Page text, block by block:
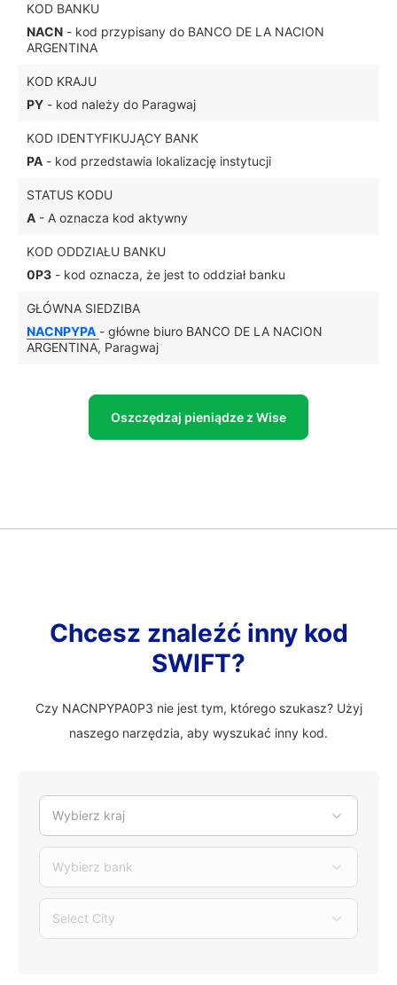
KOD BANKU
NACN - kod przypisany do BANCO DE LA NACION
ARGENTINA
KOD KRAJU
PY - kod należy do Paragwaj
KOD IDENTYFIKUJĄCY BANK
PA - kod przedstawia lokalizację instytucji
STATUS KODU
A - A oznacza kod aktywny
KOD ODDZIAŁU BANKU
0P3 - kod oznacza, że jest to oddział banku
GŁÓWNA SIEDZIBA
NACNPYPA - główne biuro BANCO DE LA NACION
ARGENTINA, Paragwaj
Oszczędzaj pieniądze z Wise
Chcesz znaleźć inny kod
SWIFT?
Czy NACNPYPA0P3 nie jest tym, którego szukasz? Użyj
naszego narzędzia, aby wyszukać inny kod.
Wybierz kraj
Wybierz bank
Select City